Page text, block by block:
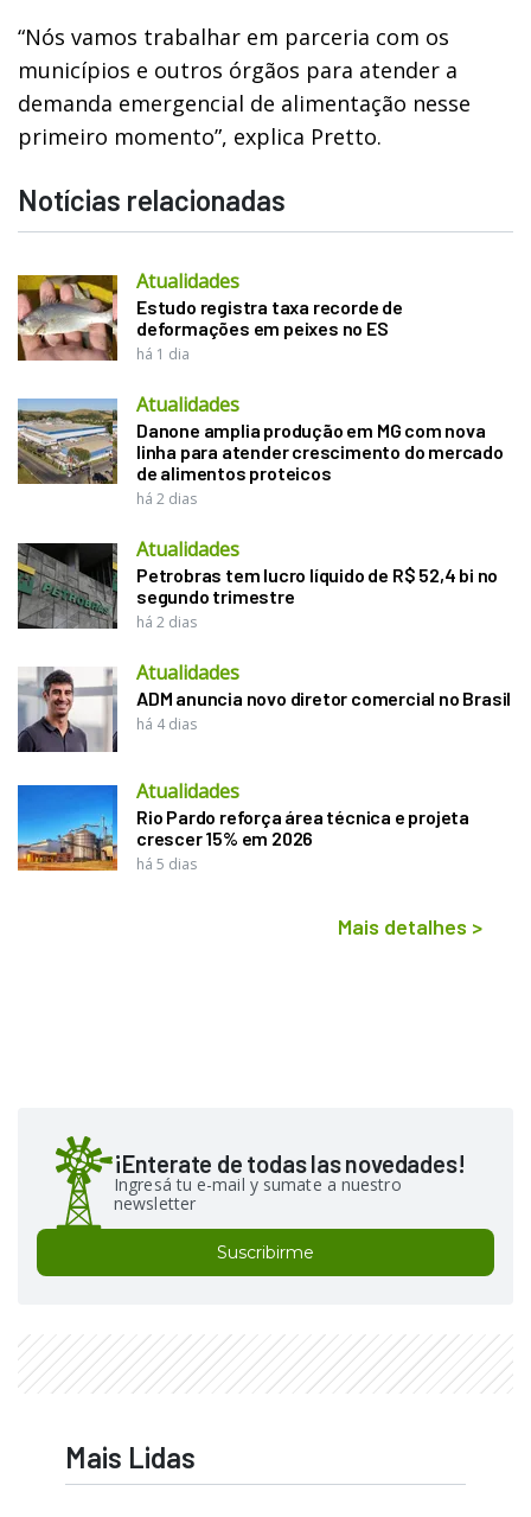
“Nós vamos trabalhar em parceria com os
municípios e outros órgãos para atender a
demanda emergencial de alimentação nesse
primeiro momento”, explica Pretto.
Notícias relacionadas
Atualidades
Estudo registra taxa recorde de
deformações em peixes no ES
há 1 dia
Atualidades
Danone amplia produção em MG com nova
linha para atender crescimento do mercado
de alimentos proteicos
há 2 dias
Atualidades
Petrobras tem lucro líquido de R$ 52,4 bi no
segundo trimestre
há 2 dias
Atualidades
ADM anuncia novo diretor comercial no Brasil
há 4 dias
Atualidades
Rio Pardo reforça área técnica e projeta
crescer 15% em 2026
há 5 dias
Mais detalhes >
¡Enterate de todas las novedades!
Ingresá tu e-mail y sumate a nuestro
newsletter
Suscribirme
Mais Lidas